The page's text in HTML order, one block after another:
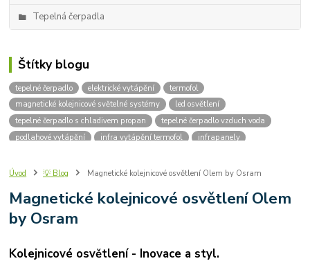
Tepelná čerpadla
Štítky blogu
tepelné čerpadlo elektrické vytápění
termofol
magnetické kolejnicové světelné systémy
led osvětlení
tepelné čerpadlo s chladivem propan
tepelné čerpadlo vzduch voda
podlahové vytápění
infra vytápění termofol
infrapanely
kotle na uhlí
kotle na pelety
instalace tepelných čerpadel
infrapanel
elektrické podlahové vytápění R-290
Propan
topná rohož
parametry tepelného čerpadla
tepelná čerpadla ehpa
tepelné čerpadlo certifikováno v SZU Brno
Úvod 💡 Blog Magnetické kolejnicové osvětlení Olem by Osram
Magnetické kolejnicové osvětlení Olem
by Osram
Kolejnicové osvětlení - Inovace a styl.